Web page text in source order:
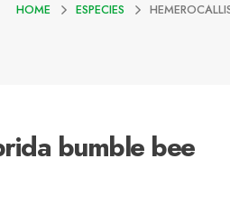
HOME ESPECIES
bumble bee